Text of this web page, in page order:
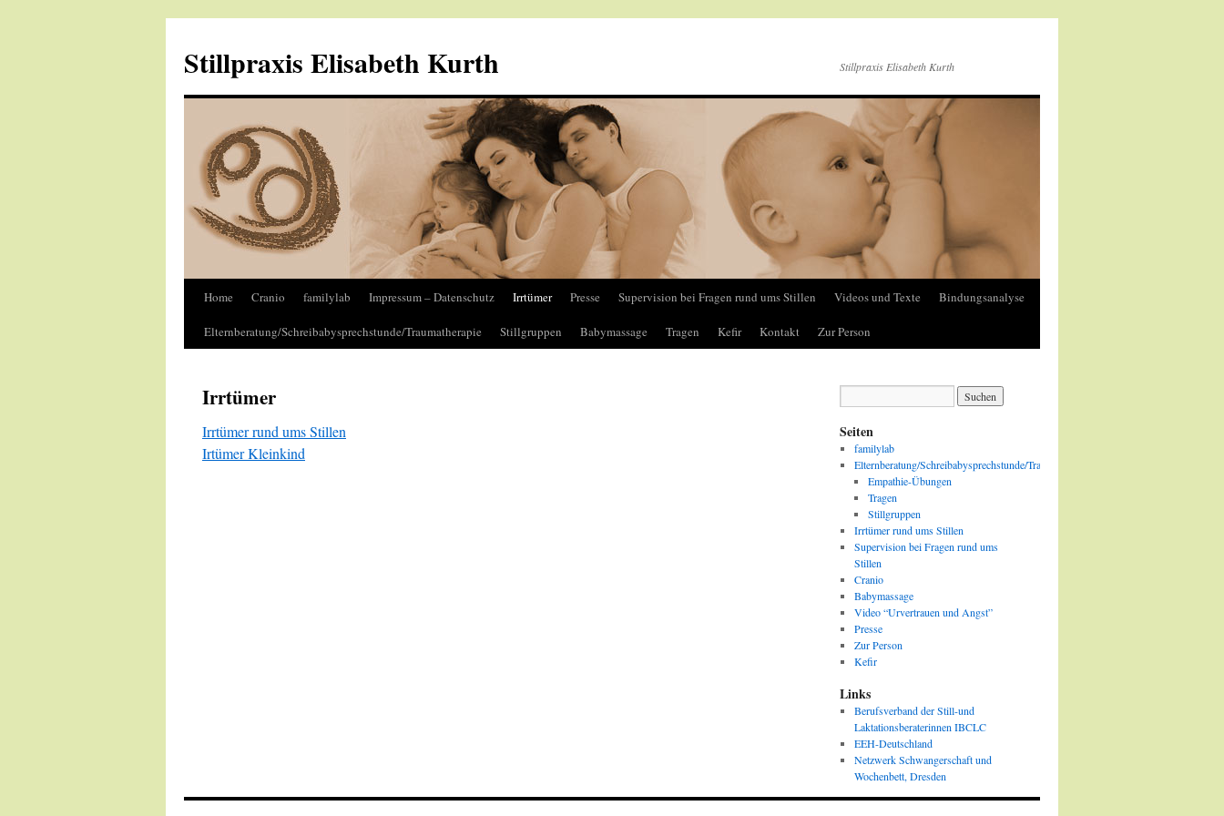
Stillpraxis Elisabeth Kurth Stillpraxis Elisabeth Kurth
Home Cranio familylab Impressum – Datenschutz Irrtümer Presse Supervision bei Fragen rund ums Stillen Videos und Texte Bindungsanalyse
Elternberatung/Schreibabysprechstunde/Traumatherapie Stillgruppen Babymassage Tragen Kefir Kontakt Zur Person
Irrtümer
Irrtümer rund ums Stillen
Irtümer Kleinkind
Seiten
familylab
Elternberatung/Schreibabysprechstunde/Traumatherapie
Empathie-Übungen
Tragen
Stillgruppen
Irrtümer rund ums Stillen
Supervision bei Fragen rund ums
Stillen
Cranio
Babymassage
Video “Urvertrauen und Angst”
Presse
Zur Person
Kefir
Links
Berufsverband der Still-und
Laktationsberaterinnen IBCLC
EEH-Deutschland
Netzwerk Schwangerschaft und
Wochenbett, Dresden